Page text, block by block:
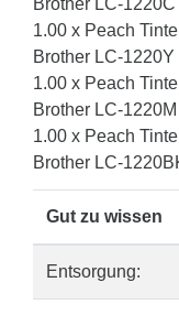
Brother LC-
1.00 x Peach
Brother LC-
1.00 x Peach
Brother LC-
1.00 x Peach
Brother LC-
Gut zu wissen
Entsorgung: